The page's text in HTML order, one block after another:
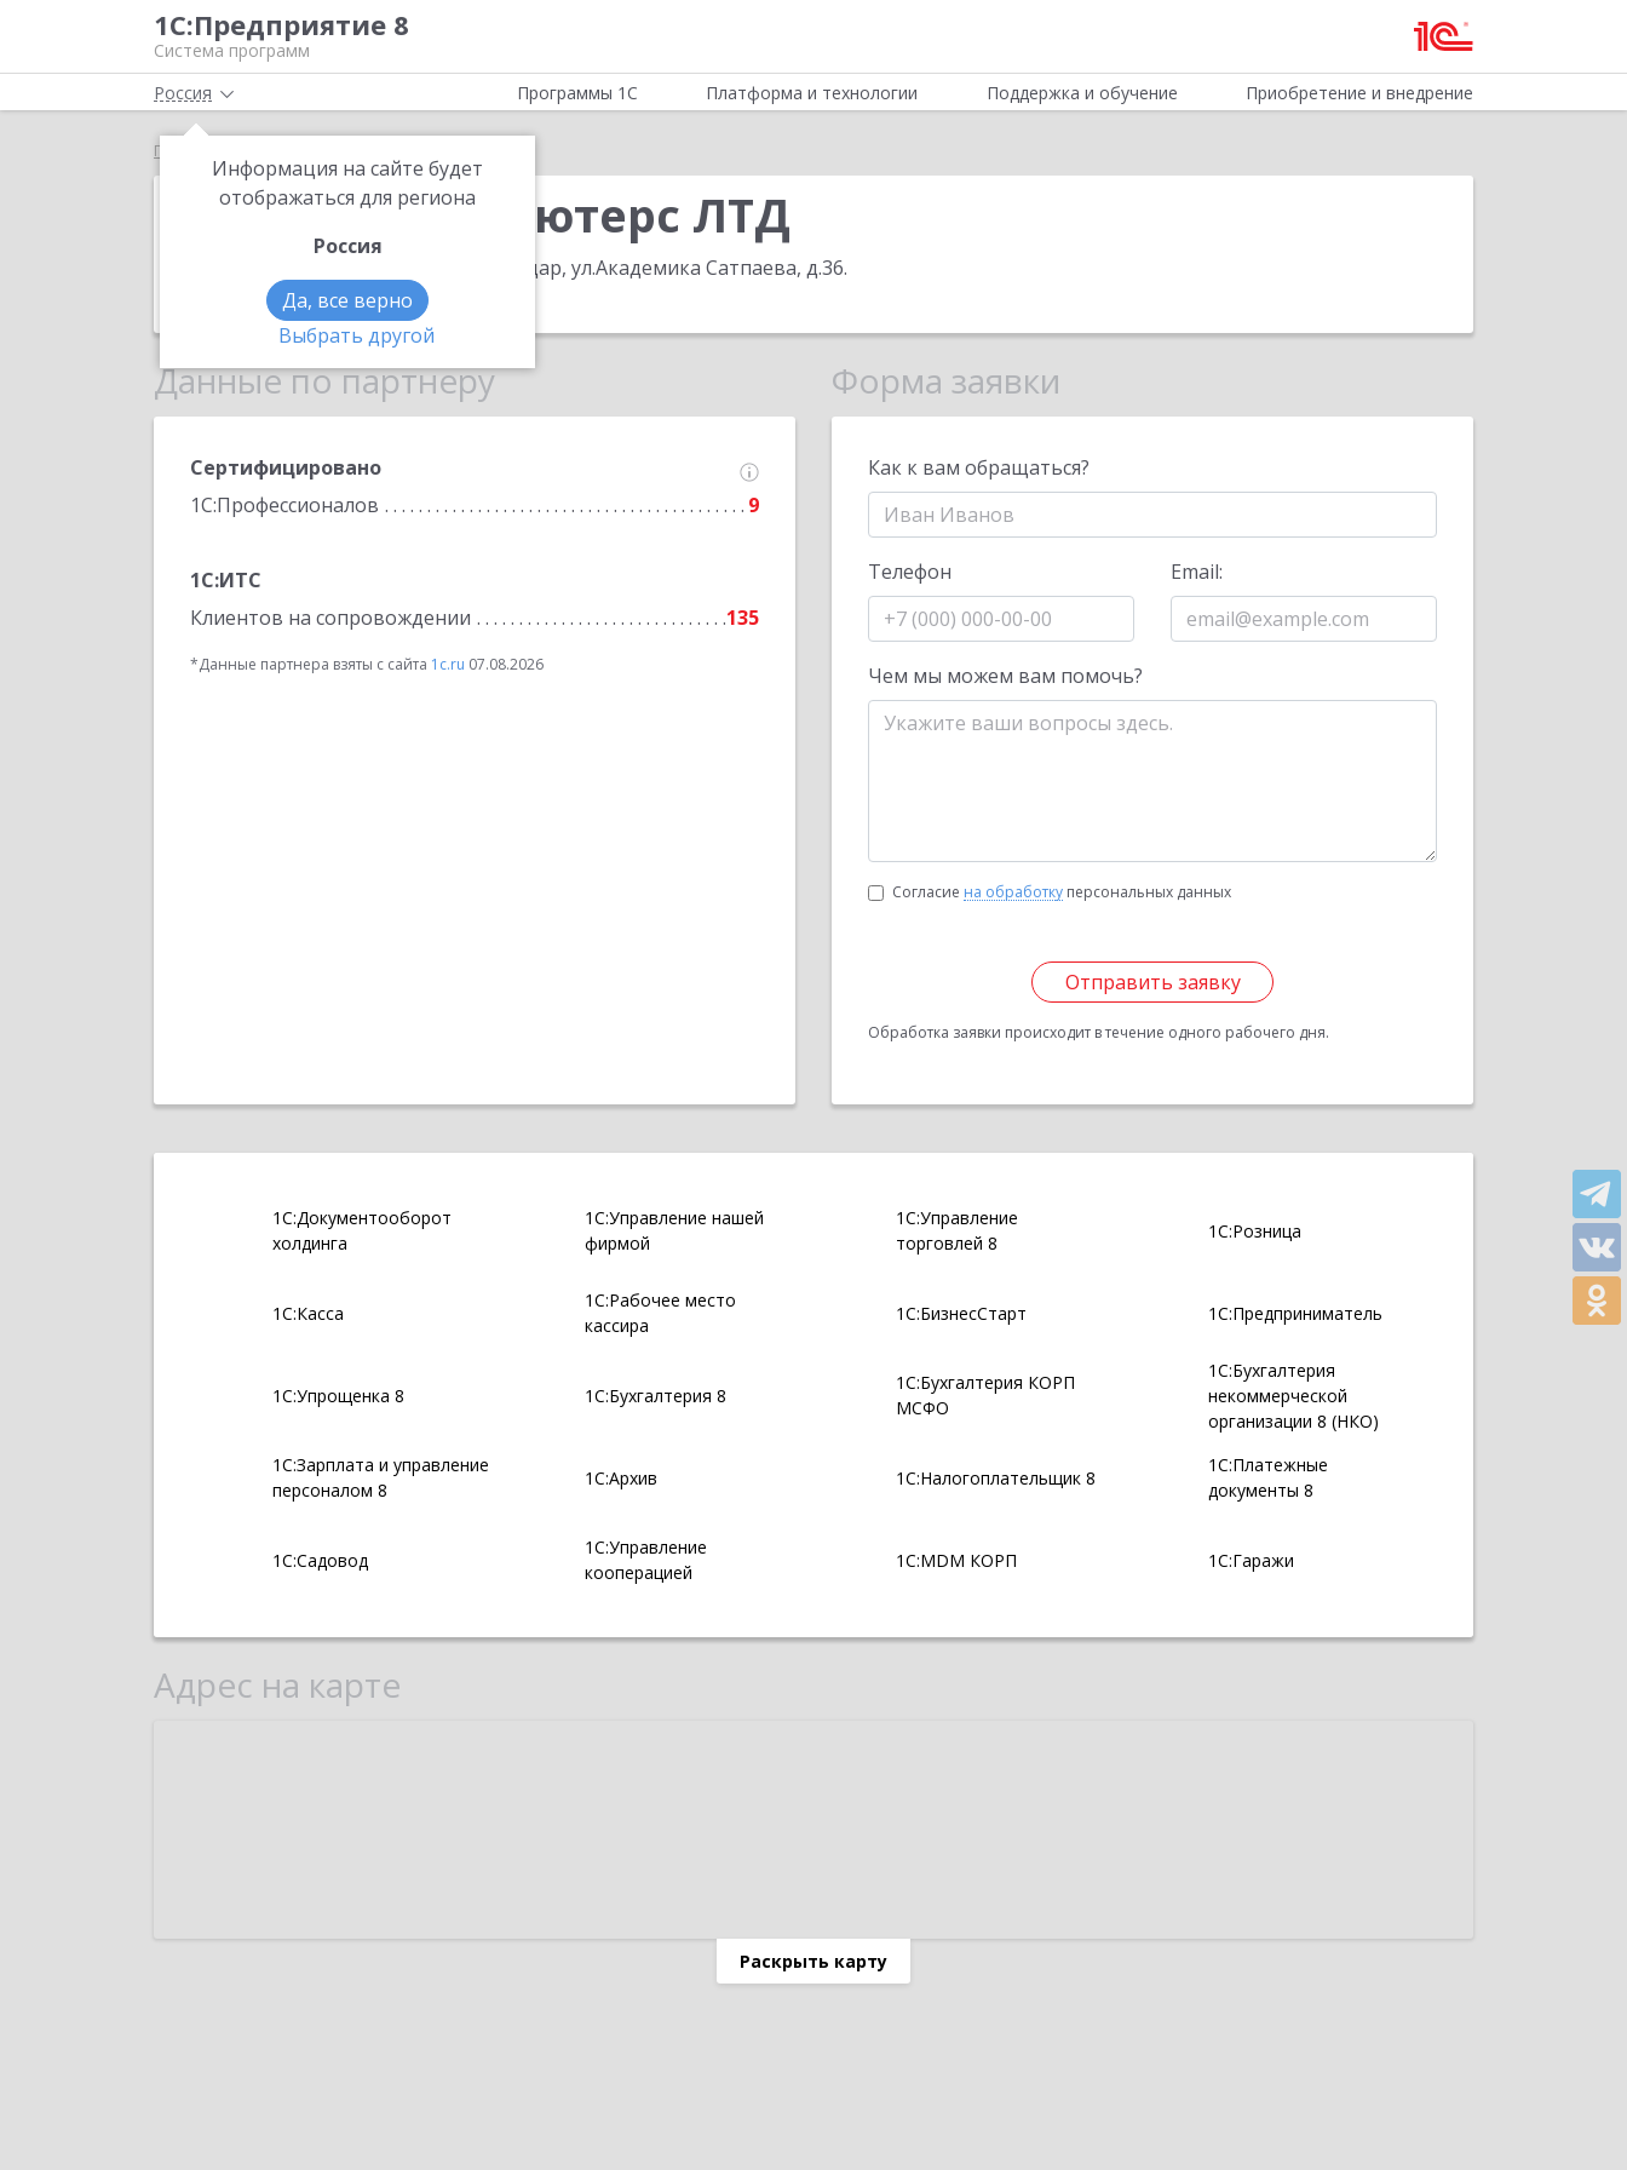
1С:Предприятие 8
Система программ
Россия
Информация на сайте будет
отображаться для региона
Россия
Да, все верно
Выбрать другой
Программы 1С Платформа и технологии Поддержка и обучение Приобретение и внедрение
Главная
Иртыш Компьютерс ЛТД
КАЗАХСТАН , 140000, г.Павлодар, ул.Академика Сатпаева, д.36.
Телефон: (7182) 53-1998
Данные по партнеру
Сертифицировано
1С:Профессионалов
9
1С:ИТС
Клиентов на сопровождении
135
*Данные партнера взяты с сайта 1c.ru 07.08.2026
Форма заявки
Как к вам обращаться?
Телефон Email:
Чем мы можем вам помочь?
Согласие на обработку персональных данных
Отправить заявку
Обработка заявки происходит в течение одного рабочего дня.
1С:Документооборот
холдинга
1С:Управление нашей
фирмой
1С:Управление
торговлей 8
1С:Розница
1С:Касса
1С:Рабочее место
кассира
1С:БизнесСтарт 1С:Предприниматель
1С:Упрощенка 8 1С:Бухгалтерия 8
1С:Бухгалтерия КОРП
МСФО
1С:Бухгалтерия
некоммерческой
организации 8 (НКО)
1С:Зарплата и управление
персоналом 8
1С:Архив 1С:Налогоплательщик 8
1С:Платежные
документы 8
1С:Садовод
1С:Управление
кооперацией
1С:MDM КОРП 1С:Гаражи
Адрес на карте
Раскрыть карту